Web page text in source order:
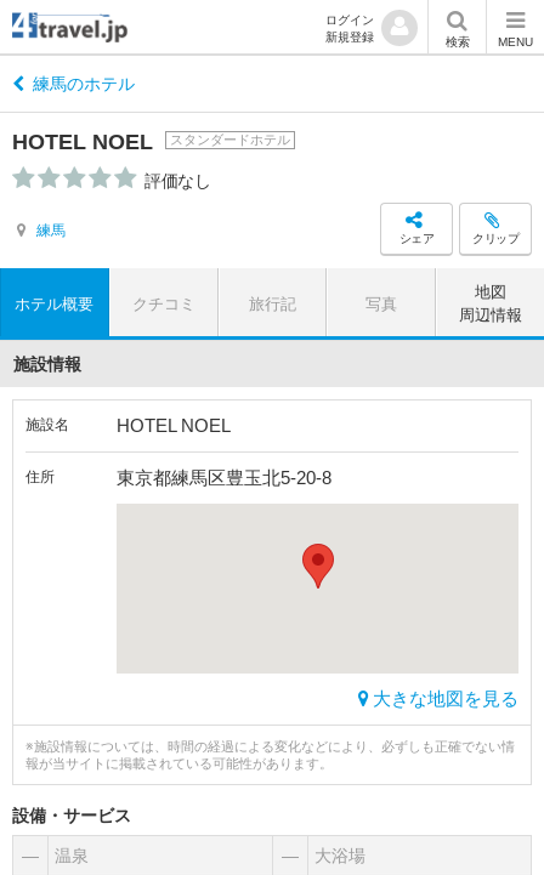
ログイン
新規登録
検索 MENU
練馬のホテル
HOTEL NOEL スタンダードホテル
評価なし
練馬 シェア クリップ
ホテル概要 クチコミ 旅行記 写真
地図
周辺情報
施設情報
施設名 HOTEL NOEL
住所 東京都練馬区豊玉北5-20-8
大きな地図を見る
※施設情報については、時間の経過による変化などにより、必ずしも正確でない情
報が当サイトに掲載されている可能性があります。
設備・サービス
― 温泉 ― 大浴場